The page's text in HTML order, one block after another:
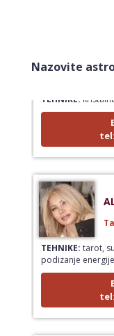
Nazovite
TEHNIKE:tarot,
podizanje energije